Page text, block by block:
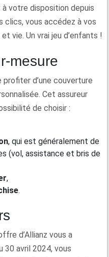
votre disposition depuis
clics, vous accédez à vos
vie. Un vrai jeu d’enfants !
mesure
d’une couverture
Cet assureur
de choisir :
, qui est généralement de
(vol, assistance et bris de
,
.
d’Allianz vous a
30 avril 2024, vous